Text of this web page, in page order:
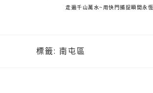
走遍千山萬水~用快門捕捉瞬間永恆
標籤: 南屯區